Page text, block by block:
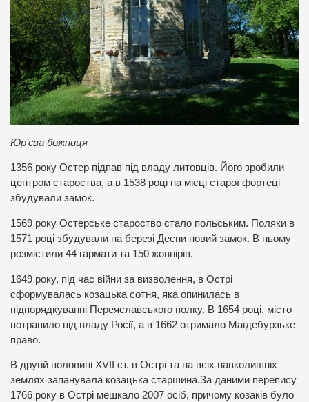
Юр’єва божниця
1356 року Остер підпав під владу литовців. Його зробили
центром староства, а в 1538 році на місці старої фортеці
збудували замок.
1569 року Остерське староство стало польським. Поляки в
1571 році збудували на березі Десни новий замок. В ньому
розмістили 44 гармати та 150 жовнірів.
1649 року, під час війни за визволення, в Острі
сформувалась козацька сотня, яка опинилась в
підпорядкуванні Переяславського полку. В 1654 році, місто
потрапило під владу Росії, а в 1662 отримало Магдебурзьке
право.
В другій половині ХVІІ ст. в Острі та на всіх навколишніх
землях запанувала козацька старшина.За даними перепису
1766 року в Острі мешкало 2007 осіб, причому козаків було